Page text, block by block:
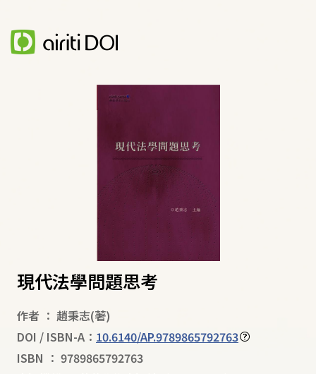
現代法學問題思考
作者 ： 趙秉志(著)
DOI / ISBN-A： 10.6140/AP.9789865792763
ISBN ： 9789865792763